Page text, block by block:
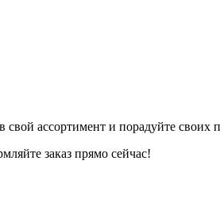
ассортимент и порадуйте своих
заказ прямо сейчас!